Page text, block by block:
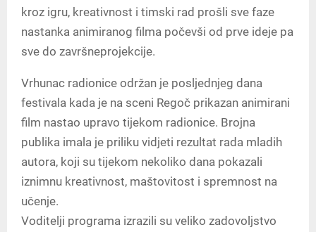
kroz igru, kreativnost i timski rad prošli sve faze
nastanka animiranog filma počevši od prve ideje pa
sve do završneprojekcije.
Vrhunac radionice održan je posljednjeg dana
festivala kada je na sceni Regoč prikazan animirani
film nastao upravo tijekom radionice. Brojna
publika imala je priliku vidjeti rezultat rada mladih
autora, koji su tijekom nekoliko dana pokazali
iznimnu kreativnost, maštovitost i spremnost na
učenje.
Voditelji programa izrazili su veliko zadovoljstvo